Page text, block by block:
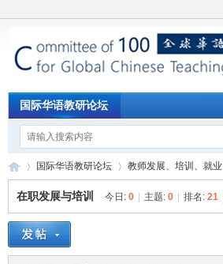
国际华语教研论坛
»
国际华语教研论坛 教师发展、培训、就业
在职发展与培训 今日: 0 主题: 0 排名: 21